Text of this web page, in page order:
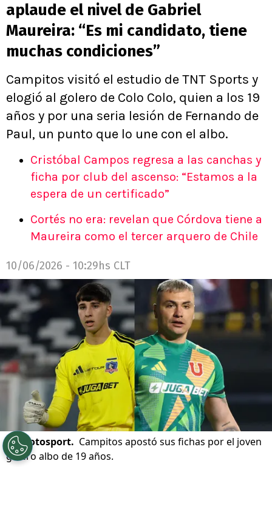
aplaude el nivel de Gabriel
Maureira: “Es mi candidato, tiene
muchas condiciones”
Campitos visitó el estudio de TNT Sports y
elogió al golero de Colo Colo, quien a los 19
años y por una seria lesión de Fernando de
Paul, un punto que lo une con el albo.
Cristóbal Campos regresa a las canchas y
ficha por club del ascenso: “Estamos a la
espera de un certificado”
Cortés no era: revelan que Córdova tiene a
Maureira como el tercer arquero de Chile
10/06/2026 - 10:29hs CLT
©Photosport. Campitos apostó sus fichas por el joven
golero albo de 19 años.